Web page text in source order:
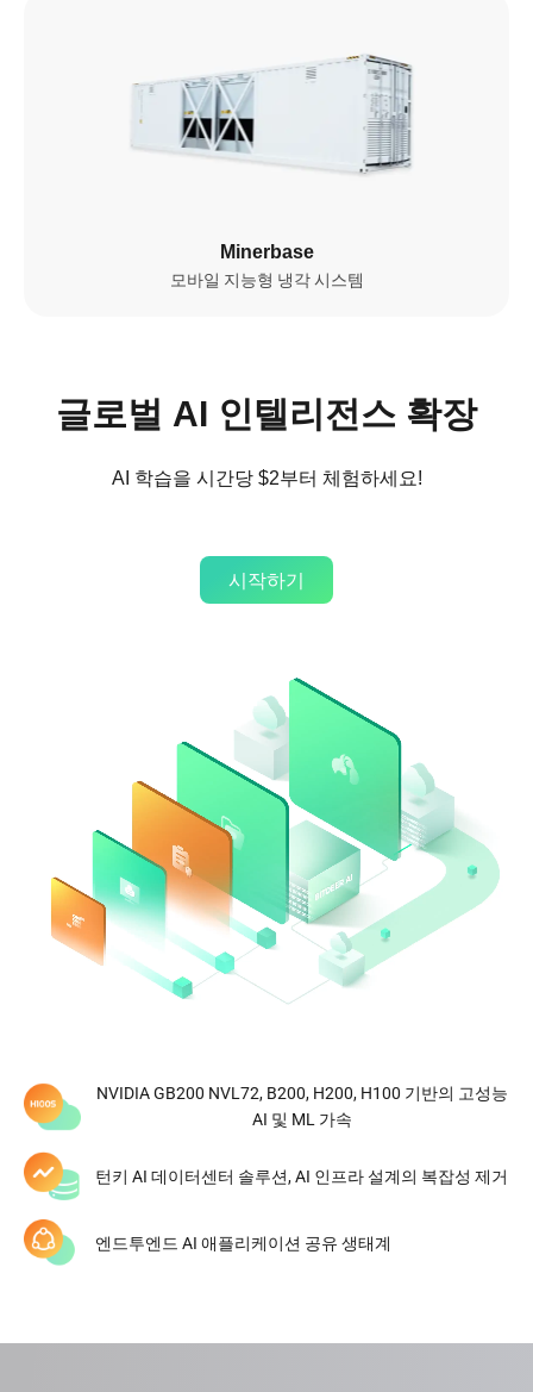
Minerbase
모바일 지능형 냉각 시스템
글로벌 AI 인텔리전스 확장
AI 학습을 시간당 $2부터 체험하세요!
시작하기
NVIDIA GB200 NVL72, B200, H200, H100 기반의 고성능
AI 및 ML 가속
턴키 AI 데이터센터 솔루션, AI 인프라 설계의 복잡성 제거
엔드투엔드 AI 애플리케이션 공유 생태계
GPUs MW
총 전력 용량
(2026년 기준)
더 알아보기
데이터센터
데이터센터를 포함하여 9개의 데이터센터를 운영하고 있으며, 최
고 수준의 인프라에 대한 변함없는 헌신은 업계 최고 수준입니다.
글로벌 데이터 센터 수
0.0 EH
관리 중인 해시레이트
GW
글로벌 에너지 포트폴리오 다각화